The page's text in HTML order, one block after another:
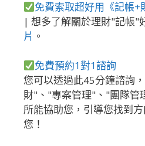
免費索取超好用《記帳+
| 想多了解關於理財"記帳"
片 。
免費預約1對1諮詢
您可以透過此45分鐘諮詢
財"、"專案管理"、"團隊管
所能協助您，引導您找到
您！